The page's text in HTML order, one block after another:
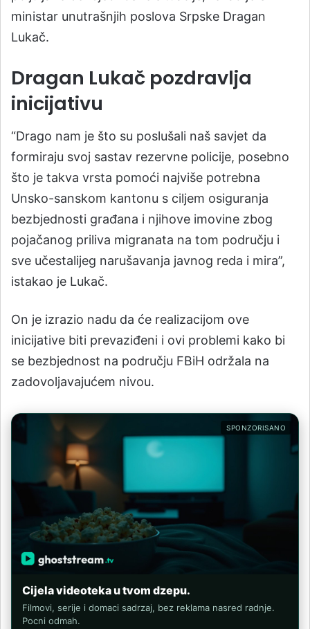
ministar unutrašnjih poslova Srpske Dragan
Lukač.
Dragan Lukač pozdravlja
inicijativu
“Drago nam je što su poslušali naš savjet da
formiraju svoj sastav rezervne policije, posebno
što je takva vrsta pomoći najviše potrebna
Unsko-sanskom kantonu s ciljem osiguranja
bezbjednosti građana i njihove imovine zbog
pojačanog priliva migranata na tom području i
sve učestalijeg narušavanja javnog reda i mira”,
istakao je Lukač.
On je izrazio nadu da će realizacijom ove
inicijative biti prevaziđeni i ovi problemi kako bi
se bezbjednost na području FBiH održala na
zadovoljavajućem nivou.
SPONZORISANO
Cijela videoteka u tvom dzepu.
Filmovi, serije i domaci sadrzaj, bez reklama nasred radnje.
Pocni odmah.